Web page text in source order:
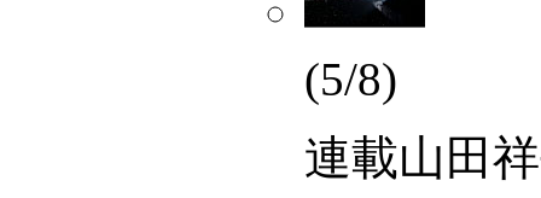
(5/8)
連載山田